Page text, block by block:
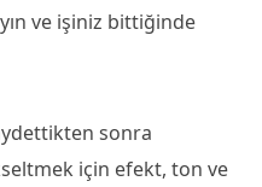
ve işiniz bittiğinde
sonra
için efekt, ton ve